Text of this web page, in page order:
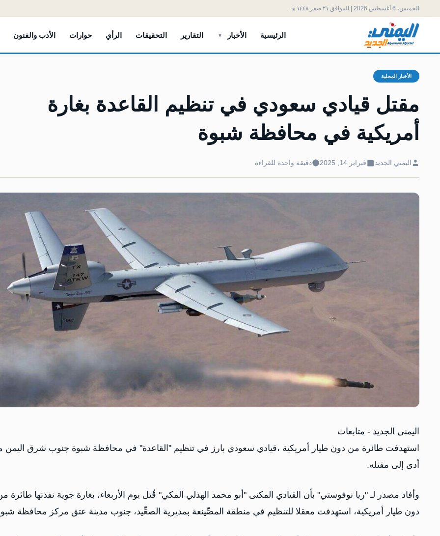
الخميس، 6 أغسطس 2026 | الموافق ٢١ صفر ١٤٤٨ هـ
الرئيسية الأخبار التقارير التحقيقات الرأي حوارات الأدب والفنون
الأخبار المحلية
مقتل قيادي سعودي في تنظيم القاعدة بغارة
أمريكية في محافظة شبوة
اليمني الجديد فبراير 14, 2025 دقيقة واحدة للقراءة
اليمني الجديد - متابعات
استهدفت طائرة من دون طيار أمريكية ،قيادي سعودي بارز في تنظيم "القاعدة" في محافظة شبوة جنوب شرق اليمن
أدى إلى مقتله.
وأفاد مصدر لـ "ريا نوفوستي" بأن القيادي المكنى "أبو محمد الهذلي المكي" قُتل يوم الأربعاء، بغارة جوية نفذتها طائرة
دون طيار أمريكية، استهدفت معقلا للتنظيم في منطقة المصِّينعة بمديرية الصعِّيد، جنوب مدينة عتق مركز محافظة